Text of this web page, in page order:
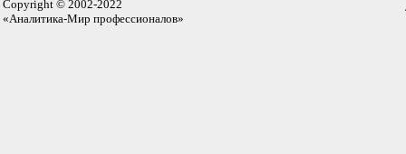
Copyright © 2002-2022
«Аналитика-Мир профессионалов»